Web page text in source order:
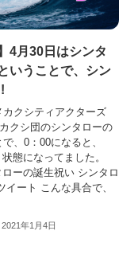
4月30日はシンタ
いうことで、シン
クシティアクターズ
クシ団のシンタローの
、0：00になると、
態になってました。
ーの誕生祝い シンタロ
イート こんな具合で、
2021年1月4日